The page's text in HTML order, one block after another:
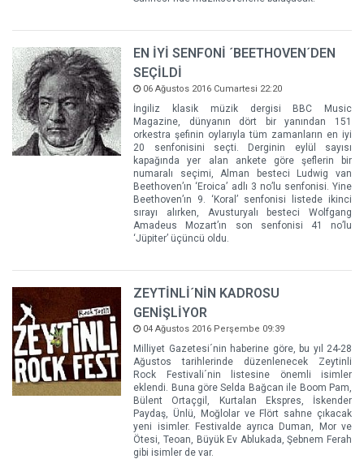
EN İYİ SENFONİ ´BEETHOVEN´DEN
SEÇİLDİ
06 Ağustos 2016 Cumartesi 22:20
İngiliz klasik müzik dergisi BBC Music
Magazine, dünyanın dört bir yanından 151
orkestra şefinin oylarıyla tüm zamanların en iyi
20 senfonisini seçti. Derginin eylül sayısı
kapağında yer alan ankete göre şeflerin bir
numaralı seçimi, Alman besteci Ludwig van
Beethoven’ın ‘Eroica’ adlı 3 no’lu senfonisi. Yine
Beethoven’ın 9. ‘Koral’ senfonisi listede ikinci
sırayı alırken, Avusturyalı besteci Wolfgang
Amadeus Mozart’ın son senfonisi 41 no’lu
‘Jüpiter’ üçüncü oldu.
ZEYTİNLİ´NİN KADROSU
GENİŞLİYOR
04 Ağustos 2016 Perşembe 09:39
Milliyet Gazetesi´nin haberine göre, bu yıl 24-28
Ağustos tarihlerinde düzenlenecek Zeytinli
Rock Festivali´nin listesine önemli isimler
eklendi. Buna göre Selda Bağcan ile Boom Pam,
Bülent Ortaçgil, Kurtalan Ekspres, İskender
Paydaş, Ünlü, Moğlolar ve Flört sahne çıkacak
yeni isimler. Festivalde ayrıca Duman, Mor ve
Ötesi, Teoan, Büyük Ev Ablukada, Şebnem Ferah
gibi isimler de var.